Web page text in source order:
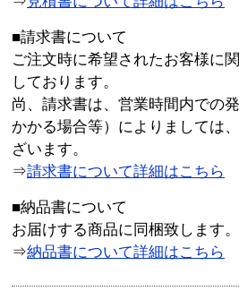
■請求書について
ご注文時に希望されたお客様に
しております。
尚、請求書は、営業時間内での
かかる場合等）によりましては
ざいます。
⇒請求書について詳細はこちら
■納品書について
お届けする商品に同梱致します。
⇒納品書について詳細はこちら